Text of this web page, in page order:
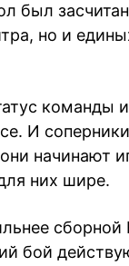
был
но и
команды
И
начинают
них шире.
сборной
бой